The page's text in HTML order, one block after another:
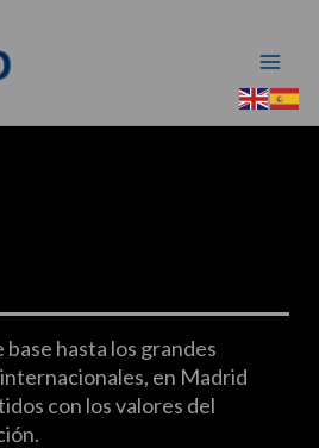
herramientas
hasta los grandes
en Madrid
con los valores del